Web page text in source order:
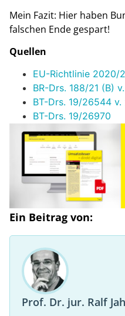
Mein Fazit: Hier haben
falschen Ende gespart!
Quellen
EU-Richtlinie 2020/
BR-Drs. 188/21 (B)
BT-Drs. 19/26544 v.
BT-Drs. 19/26970
Ein Beitrag von:
Prof. Dr. jur. Ralf